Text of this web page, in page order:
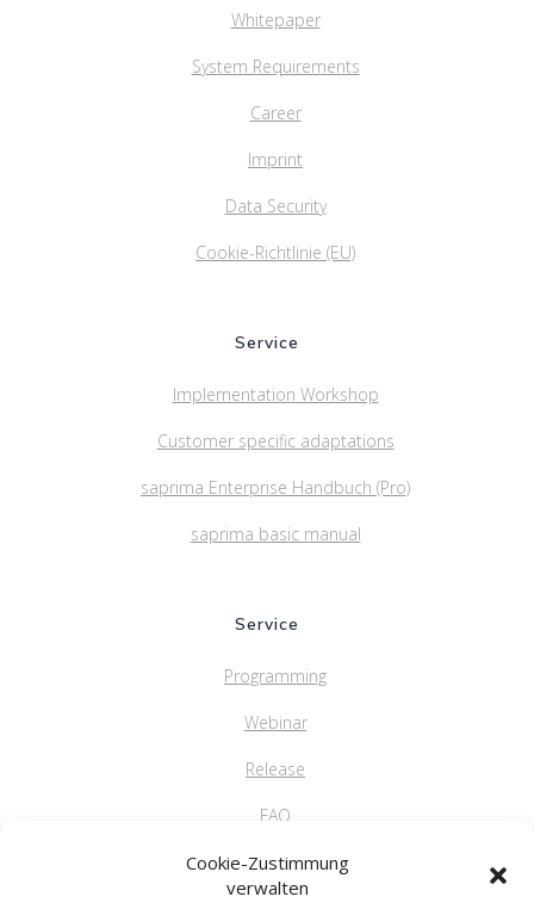
Cookie-Zustimmung
verwalten
Whitepaper
System Requirements
Career
Imprint
Data Security
Cookie-Richtlinie (EU)
Service
Implementation Workshop
Customer specific adaptations
saprima Enterprise Handbuch (Pro)
saprima basic manual
Service
Programming
Webinar
Release
FAQ